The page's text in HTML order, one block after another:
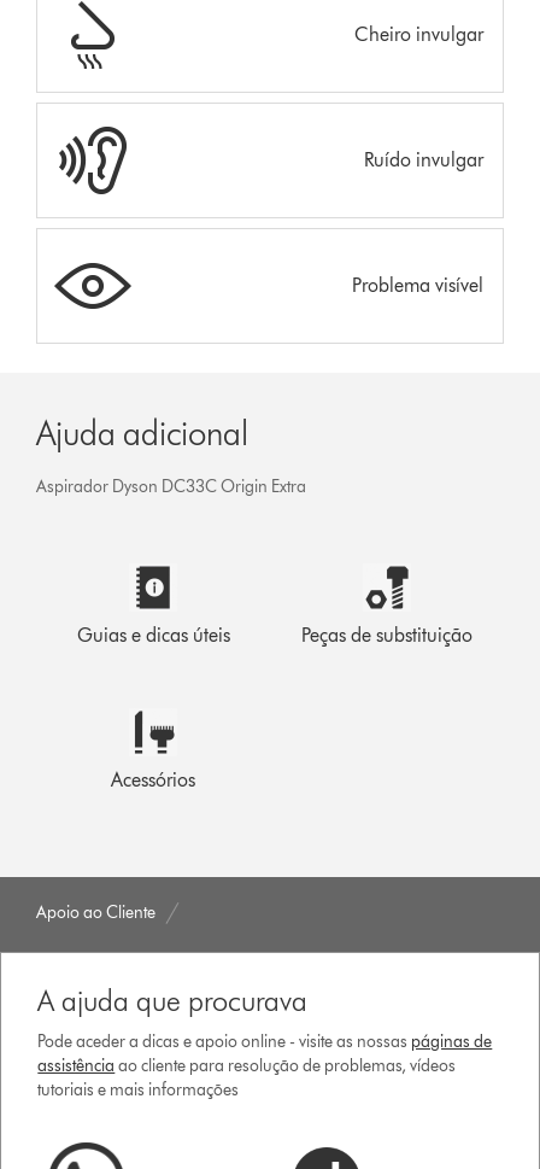
Cheiro invulgar
Ruído invulgar
Problema visível
Ajuda adicional
Aspirador Dyson DC33C Origin Extra
Guias e dicas úteis Peças de substituição
Acessórios
Apoio ao Cliente
A ajuda que procurava
Pode aceder a dicas e apoio online - visite as nossas páginas de
assistência ao cliente para resolução de problemas, vídeos
tutoriais e mais informações